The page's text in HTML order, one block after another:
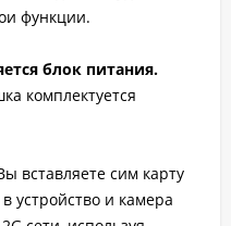
функции.
блок питания.
комплектуется
вставляете сим карту
устройство и камера